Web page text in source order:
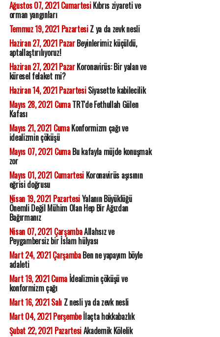
Ağustos 07, 2021 CumartesiKıbrıs ziyareti ve
orman yangınları
Temmuz 19, 2021 PazartesiZ ya da zevk nesli
Haziran 27, 2021 PazarBeyinlerimiz küçüldü,
aptallaştırılıyoruz!
Haziran 27, 2021 PazarKoronavirüs: Bir yalan ve
küresel felaket mi?
Haziran 14, 2021 PazartesiSiyasette kabilecilik
Mayıs 28, 2021 CumaTRT'de Fethullah Gülen
Kafası
Mayıs 21, 2021 CumaKonformizm çağı ve
idealizmin çöküşü
Mayıs 07, 2021 CumaBu kafayla müjde konuşmak
zor
Mayıs 01, 2021 CumartesiKoronavirüs aşısının
eğrisi doğrusu
Nisan 19, 2021 PazartesiYalanın Büyüklüğü
Önemli Değil Mühim Olan Hep Bir Ağızdan
Bağırmanız
Nisan 07, 2021 ÇarşambaAllahsız ve
Peygambersiz bir İslam hülyası
Mart 24, 2021 ÇarşambaBen ne yapayım böyle
adaleti
Mart 19, 2021 Cumaİdealizmin çöküşü ve
konformizm çağı
Mart 16, 2021 SalıZ nesli ya da zevk nesli
Mart 04, 2021 Perşembeİlaçta hokkabazlık
Şubat 22, 2021 PazartesiAkademik Kölelik